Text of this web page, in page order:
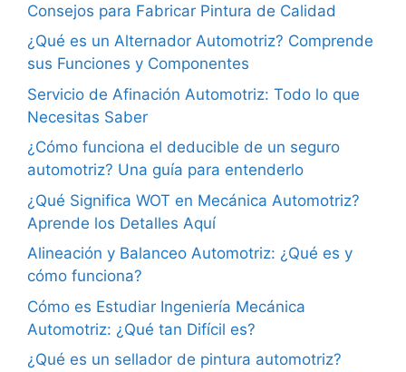
Consejos para Fabricar Pintura de Calidad
¿Qué es un Alternador Automotriz? Comprende
sus Funciones y Componentes
Servicio de Afinación Automotriz: Todo lo que
Necesitas Saber
¿Cómo funciona el deducible de un seguro
automotriz? Una guía para entenderlo
¿Qué Significa WOT en Mecánica Automotriz?
Aprende los Detalles Aquí
Alineación y Balanceo Automotriz: ¿Qué es y
cómo funciona?
Cómo es Estudiar Ingeniería Mecánica
Automotriz: ¿Qué tan Difícil es?
¿Qué es un sellador de pintura automotriz?